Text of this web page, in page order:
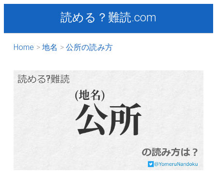
読める？難読.com
Home 地名 公所の読み方